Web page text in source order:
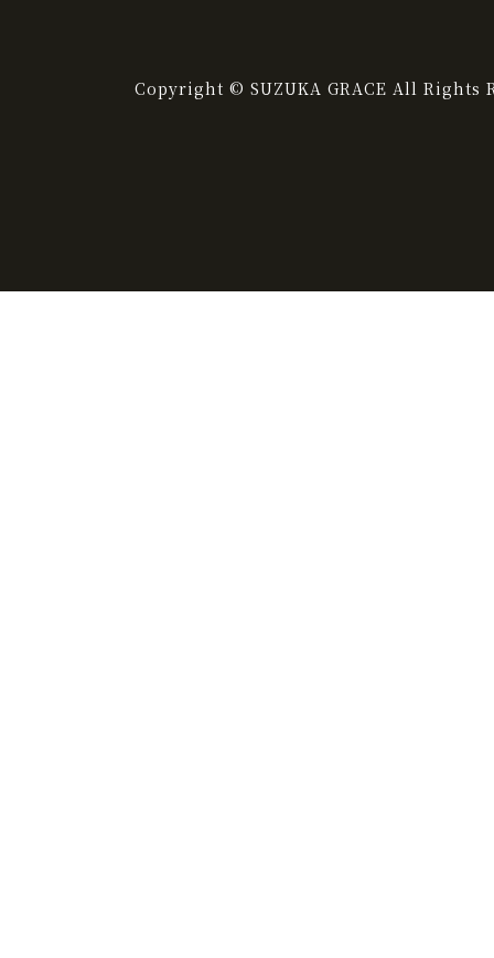
Copyright © SUZUKA GRACE All Rights